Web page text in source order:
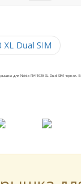
XL Dual SIM